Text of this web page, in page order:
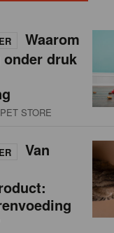
Waarom
druk
STORE
Van